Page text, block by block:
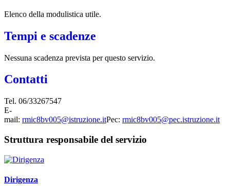
Elenco della modulistica utile.
Tempi e scadenze
Nessuna scadenza prevista per questo servizio.
Contatti
Tel. 06/33267547
E-
mail: rmic8bv005@istruzione.itPec: rmic8bv005@pec.istruzione.it
Struttura responsabile del servizio
Dirigenza